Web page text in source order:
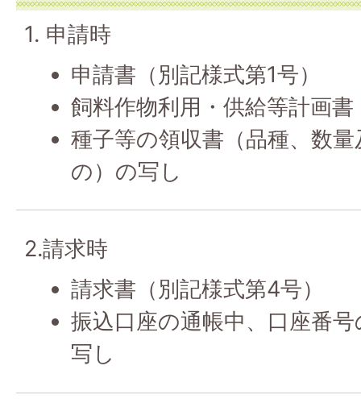
1. 申請時
申請書（別記様式第1号）
飼料作物利用・供給等計画
種子等の領収書（品種、数
の）の写し
2.請求時
請求書（別記様式第4号）
振込口座の通帳中、口座番
写し